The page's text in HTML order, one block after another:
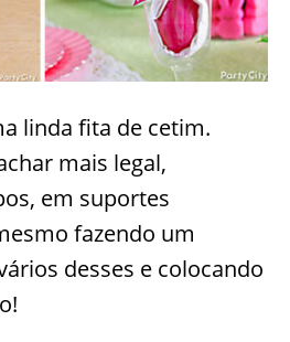
linda fita de cetim.
mais legal,
em suportes
fazendo um
desses e colocando